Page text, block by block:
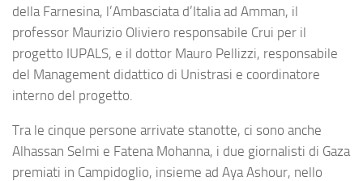
della Farnesina, l’Ambasciata d’Italia ad Amman, il
professor Maurizio Oliviero responsabile Crui per il
progetto IUPALS, e il dottor Mauro Pellizzi, responsabile
del Management didattico di Unistrasi e coordinatore
interno del progetto.
Tra le cinque persone arrivate stanotte, ci sono anche
Alhassan Selmi e Fatena Mohanna, i due giornalisti di Gaza
premiati in Campidoglio, insieme ad Aya Ashour, nello